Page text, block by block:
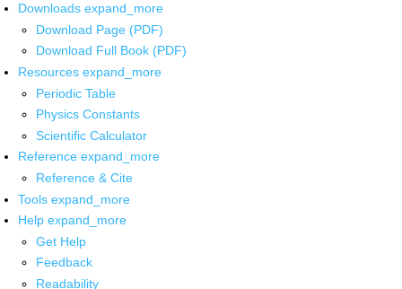
Downloads expand_more
Download Page (PDF)
Download Full Book (PDF)
Resources expand_more
Periodic Table
Physics Constants
Scientific Calculator
Reference expand_more
Reference & Cite
Tools expand_more
Help expand_more
Get Help
Feedback
Readability